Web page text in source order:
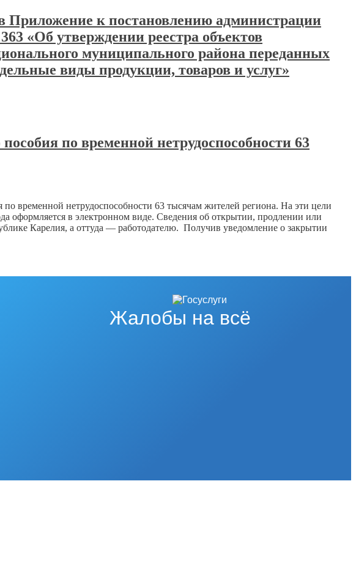
Приложение к постановлению администрации
«Об утверждении реестра объектов
муниципального района переданных
виды продукции, товаров и услуг»
по временной нетрудоспособности 63
временной нетрудоспособности 63 тысячам жителей региона. На эти цели
оформляется в электронном виде. Сведения об открытии, продлении или
Карелия, а оттуда — работодателю. Получив уведомление о закрытии
Жалобы на всё